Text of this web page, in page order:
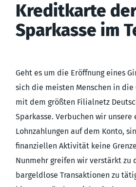
Kreditkarte
Sparkasse im
Geht es um die Eröffnung eines
sich die meisten Menschen in die
mit dem größten Filialnetz
Sparkasse. Verbuchen wir unsere
Lohnzahlungen auf dem Konto,
finanziellen Aktivität keine
Nunmehr greifen wir verstärkt zu
bargeldlose Transaktionen zu